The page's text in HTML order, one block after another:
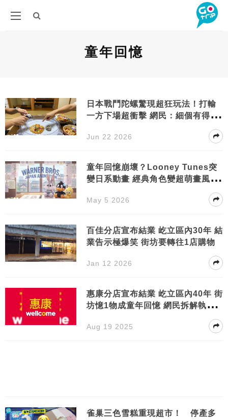
童年回憶
日本戰鬥陀螺驚現超狂玩法！打輸
一方下場超衝擊 網民：細個有得玩
Jun 22 2026
童年回憶崩壞？Looney Tunes突
變日系動畫 經典角色變超萌畫風 網
May 5 2026
百佳分店宣布結業 屹立區內30年 結
業告示極爆笑 街坊要轉往1店購物
Jan 12 2026
惠康分店宣布結業 屹立區內40年 街
坊憶1物成童年回憶 網民拆解執笠2
Aug 19 2025
雀巢三色雪糕重現超市！ 停產多